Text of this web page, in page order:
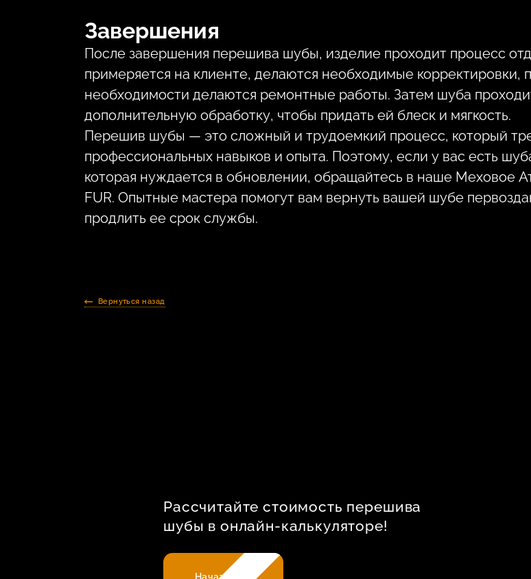
Завершения
После завершения перешива шубы, изделие проходит процесс
примеряется на клиенте, делаются необходимые корректировки,
необходимости делаются ремонтные работы. Затем шуба
дополнительную обработку, чтобы придать ей блеск и мягкость.
Перешив шубы — это сложный и трудоемкий процесс, который
профессиональных навыков и опыта. Поэтому, если у вас есть
которая нуждается в обновлении, обращайтесь в наше Меховое
FUR. Опытные мастера помогут вам вернуть вашей шубе
продлить ее срок службы.
Вернуться назад
Рассчитайте стоимость перешива
шубы в онлайн-калькуляторе!
Начать